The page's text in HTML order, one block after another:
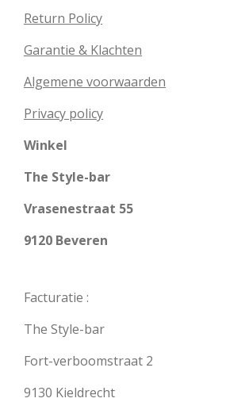
Return Policy
Garantie & Klachten
Algemene voorwaarden
Privacy policy
Winkel
The Style-bar
Vrasenestraat 55
9120 Beveren
Facturatie :
The Style-bar
Fort-verboomstraat 2
9130 Kieldrecht